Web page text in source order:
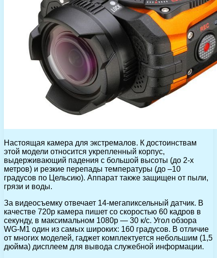
Настоящая камера для экстремалов. К достоинствам
этой модели относится укрепленный корпус,
выдерживающий падения с большой высоты (до 2-х
метров) и резкие перепады температуры (до –10
градусов по Цельсию). Аппарат также защищен от пыли,
грязи и воды.
За видеосъемку отвечает 14-мегапиксельный датчик. В
качестве 720р камера пишет со скоростью 60 кадров в
секунду, в максимальном 1080р — 30 к/с. Угол обзора
WG-M1 один из самых широких: 160 градусов. В отличие
от многих моделей, гаджет комплектуется небольшим (1,5
дюйма) дисплеем для вывода служебной информации.